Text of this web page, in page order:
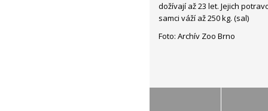
dožívají až 23 let. Jejich
samci váží až 250 kg. (sal)
Foto: Archív Zoo Brno